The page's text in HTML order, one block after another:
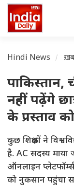
Hindi News
पाकिस्तान,
नहीं पढ़ेंगे
के प्रस्ताव
कुछ शिक्षकों ने
है. AC सदस्य
ऑनलाइन प्लेटफॉर्म्स
को नुकसान पहुंचा